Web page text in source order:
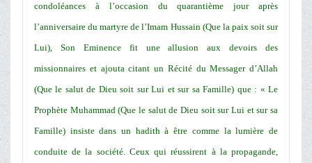
condoléances à l’occasion du quarantième jour après
l’anniversaire du martyre de l’Imam Hussain (Que la paix soit sur
Lui), Son Eminence fit une allusion aux devoirs des
missionnaires et ajouta citant un Récité du Messager d’Allah
(Que le salut de Dieu soit sur Lui et sur sa Famille) que : « Le
Prophète Muhammad (Que le salut de Dieu soit sur Lui et sur sa
Famille) insiste dans un hadith à être comme la lumière de
conduite de la société. Ceux qui réussirent à la propagande,